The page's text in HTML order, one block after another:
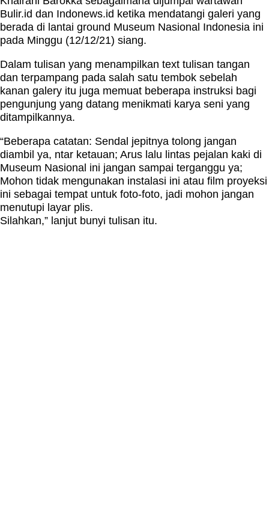
Bulir.id dan Indonews.id ketika mendatangi galeri yang
berada di lantai ground Museum Nasional Indonesia ini
pada Minggu (12/12/21) siang.
Dalam tulisan yang menampilkan text tulisan tangan
dan terpampang pada salah satu tembok sebelah
kanan galery itu juga memuat beberapa instruksi bagi
pengunjung yang datang menikmati karya seni yang
ditampilkannya.
“Beberapa catatan: Sendal jepitnya tolong jangan
diambil ya, ntar ketauan; Arus lalu lintas pejalan kaki di
Museum Nasional ini jangan sampai terganggu ya;
Mohon tidak mengunakan instalasi ini atau film proyeksi
ini sebagai tempat untuk foto-foto, jadi mohon jangan
menutupi layar plis.
Silahkan,” lanjut bunyi tulisan itu.